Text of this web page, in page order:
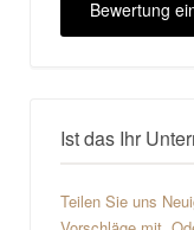
Ist das Ihr
Teilen Sie uns